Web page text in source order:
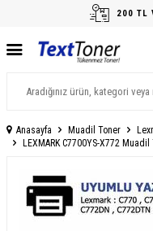
200 TL
Anasayfa Muadil Toner
LEXMARK C7700YS-X772 Muadil